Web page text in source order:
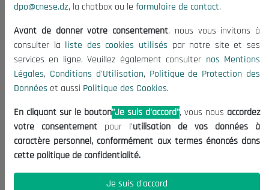
Mentions Légales
Conditions d'Utilisation
Politique de Protection des Données
Politique des Cookies
Nous Contacter
(+213) 021 98 01 00|01|02
contact@cnese.dz
Suggestions ou Initiatives ?
Newsletter
dernières nouvelles.
dpo@cnese.dz, la chatbox ou le formulaire de contact.
Avant de donner votre consentement, nous vous invitons à
consulter la liste des cookies utilisés par notre site et ses
services en ligne. Veuillez également consulter nos Mentions
Légales, Conditions d'Utilisation, Politique de Protection des
Données et aussi Politique des Cookies.
En cliquant sur le bouton"Je suis d'accord", vous nous accordez
votre consentement pour l'utilisation de vos données à
caractère personnel, conformément aux termes énoncés dans
cette politique de confidentialité.
Je suis d'accord